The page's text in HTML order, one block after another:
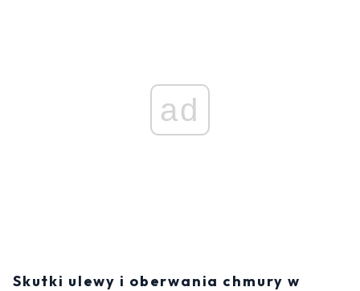
ad
Skutki ulewy i oberwania chmury w